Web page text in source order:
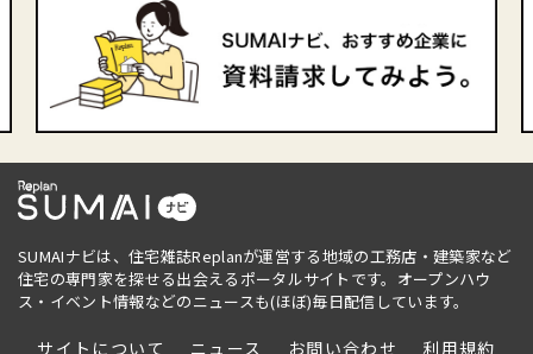
SUMAIナビは、住宅雑誌Replanが運営する地域の工務店・建築家など
住宅の専門家を探せる出会えるポータルサイトです。オープンハウ
ス・イベント情報などのニュースも(ほぼ)毎日配信しています。
サイトについて ニュース お問い合わせ 利用規約